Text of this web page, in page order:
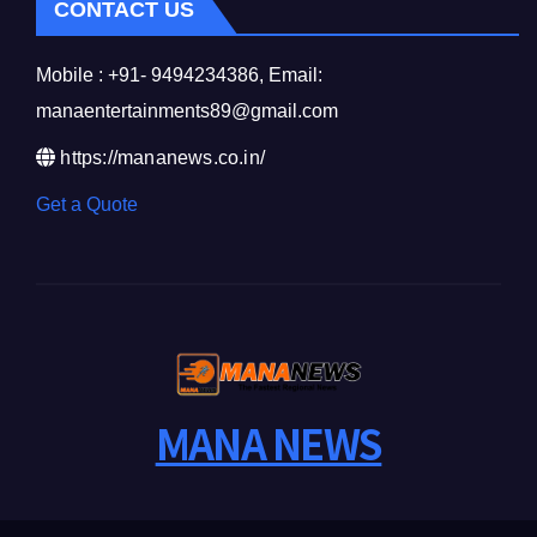
CONTACT US
Mobile : +91- 9494234386, Email:
manaentertainments89@gmail.com
https://mananews.co.in/
Get a Quote
MANA NEWS